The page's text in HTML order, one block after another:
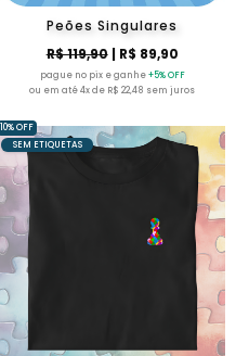
Peões Singulares
R$ 119,90| R$ 89,90
pague no pix e ganhe+5% OFF
ou em até 4x de R$ 22,48 sem juros
SEM ETIQUETAS
10% OFF